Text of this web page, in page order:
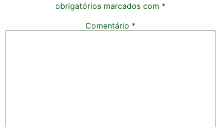
obrigatórios marcados com *
Comentário *